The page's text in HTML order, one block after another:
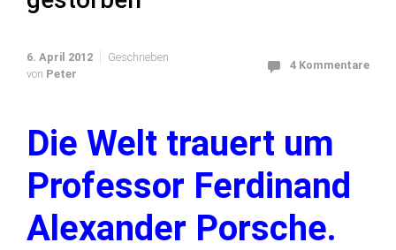
6. April 2012
Geschrieben
von Peter
4 Kommentare
Die Welt trauert um
Professor Ferdinand
Alexander Porsche.